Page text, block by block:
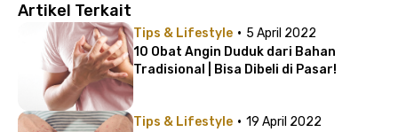
Artikel Terkait
Tips & Lifestyle · 5 April 2022
10 Obat Angin Duduk dari Bahan
Tradisional | Bisa Dibeli di Pasar!
Tips & Lifestyle · 19 April 2022